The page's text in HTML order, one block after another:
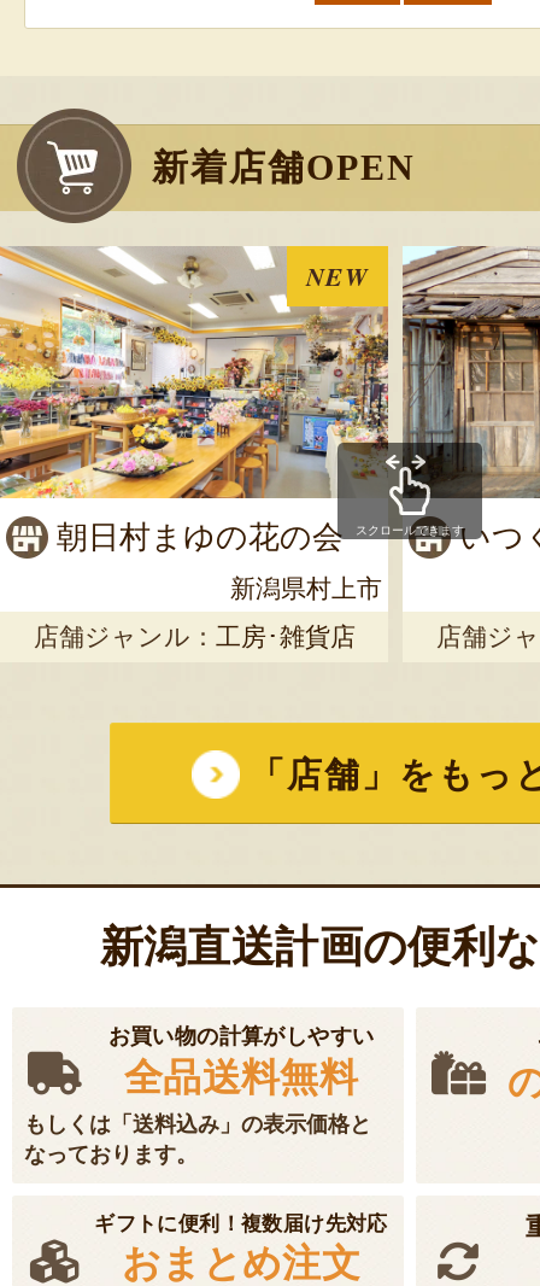
新着店舗OPEN
NEW
朝日村まゆの花の会
新潟県村上市
店舗ジャンル： 工房･雑貨店
いつ
店舗ジ
スクロールできます
「店舗」をもっ
新潟直送計画の便利
お買い物の計算がしやすい
全品送料無料
もしくは「送料込み」の表示価格と
なっております。
ギフトに便利！複数届け先対応
おまとめ注文